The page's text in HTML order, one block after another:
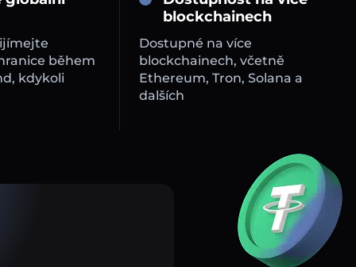
během
kdykoli
blockchainech
Dostupné na více
blockchainech, včetně
Ethereum, Tron, Solana a
dalších